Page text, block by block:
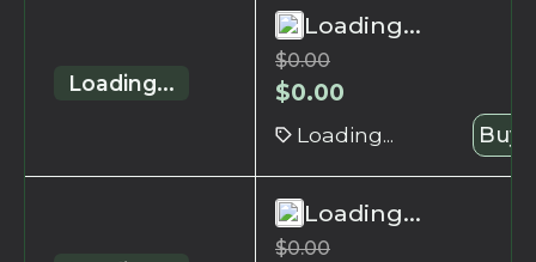
Loading...
Loading...
$0.00
$0.00
Loading... Buy
Loading...
$0.00